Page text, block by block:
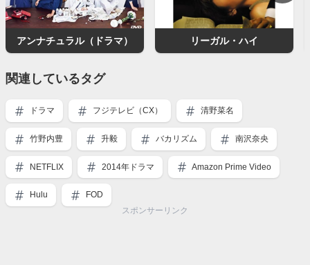
アンナチュラル（ドラマ） リーガル・ハイ
関連しているタグ
ドラマ フジテレビ（CX） 清野菜名
竹野内豊 升毅 バカリズム 南沢奈央
NETFLIX 2014年ドラマ Amazon Prime Video
Hulu
FOD
スポンサーリンク